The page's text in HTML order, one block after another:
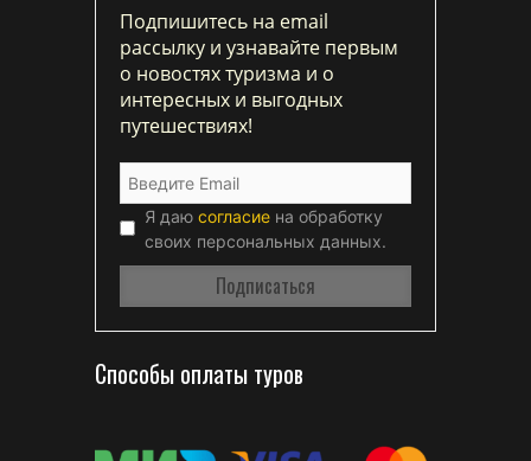
Подпишитесь на email
рассылку и узнавайте первым
о новостях туризма и о
интересных и выгодных
путешествиях!
Я даю согласие на обработку
своих персональных данных.
Способы оплаты туров